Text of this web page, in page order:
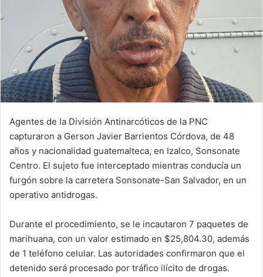
Agentes de la División Antinarcóticos de la PNC
capturaron a Gerson Javier Barrientos Córdova, de 48
años y nacionalidad guatemalteca, en Izalco, Sonsonate
Centro. El sujeto fue interceptado mientras conducía un
furgón sobre la carretera Sonsonate-San Salvador, en un
operativo antidrogas.
Durante el procedimiento, se le incautaron 7 paquetes de
marihuana, con un valor estimado en $25,804.30, además
de 1 teléfono celular. Las autoridades confirmaron que el
detenido será procesado por tráfico ilícito de drogas.